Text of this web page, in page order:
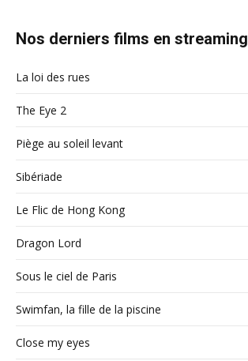
Nos derniers films en streaming
La loi des rues
The Eye 2
Piège au soleil levant
Sibériade
Le Flic de Hong Kong
Dragon Lord
Sous le ciel de Paris
Swimfan, la fille de la piscine
Close my eyes